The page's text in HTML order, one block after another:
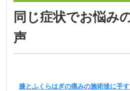
同じ症状でお悩み
声
膝とふくらはぎの痛みの施術後に手